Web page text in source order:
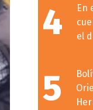
4
En
el
5